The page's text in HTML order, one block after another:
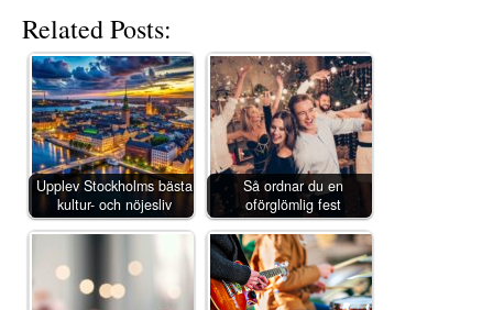
Related Posts:
Upplev Stockholms bästa
kultur- och nöjesliv
Så ordnar du en
oförglömlig fest